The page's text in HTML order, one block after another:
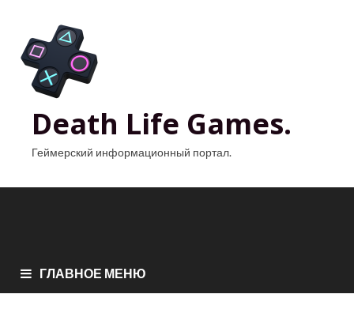
Death Life Games.
Геймерский информационный портал.
ГЛАВНОЕ МЕНЮ